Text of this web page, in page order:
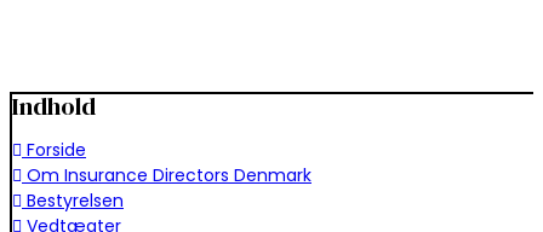
Indhold
Forside
Om Insurance Directors Denmark
Bestyrelsen
Vedtægter